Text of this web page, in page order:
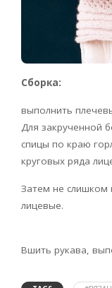
Сборка:
выполнить
Для закрученной
спицы по краю
круговых ряда
Затем не слишком
лицевые.
Вшить рукава,